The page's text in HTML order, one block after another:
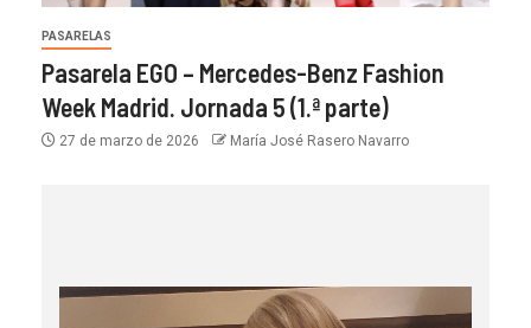
PASARELAS
Pasarela EGO – Mercedes-Benz Fashion
Week Madrid. Jornada 5 (1.ª parte)
27 de marzo de 2026 María José Rasero Navarro